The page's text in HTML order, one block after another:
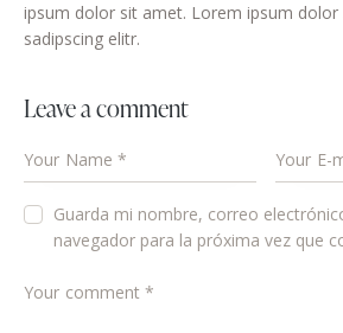
ipsum dolor sit amet. Lorem ipsum
sadipscing elitr.
Leave a comment
Guarda mi nombre, correo
navegador para la próxima vez que